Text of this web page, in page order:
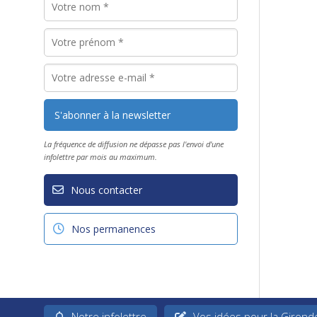
La fréquence de diffusion ne dépasse pas l'envoi d'une
infolettre par mois au maximum.
Nous contacter
Nos permanences